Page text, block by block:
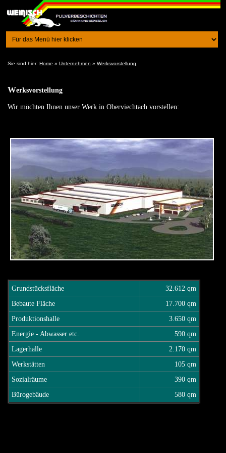
Sie sind hier:Home »Unternehmen »Werksvorstellung
Werksvorstellung
Wir möchten Ihnen unser Werk in Oberviechtach vorstellen:
Grundstücksfläche
32.612 qm
Bebaute Fläche
17.700 qm
Produktionshalle
3.650 qm
Energie - Abwasser etc.
590 qm
Lagerhalle
2.170 qm
Werkstätten
105 qm
Sozialräume
390 qm
Bürogebäude
580 qm